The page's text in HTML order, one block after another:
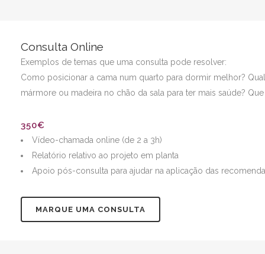
Consulta Online
Exemplos de temas que uma consulta pode resolver:
Como posicionar a cama num quarto para dormir melhor?
mármore ou madeira no chão da sala para ter mais saúde?
350€
Vídeo-chamada online (de 2 a 3h)
Relatório relativo ao projeto em planta
Apoio pós-consulta para ajudar na aplicação das
MARQUE UMA CONSULTA